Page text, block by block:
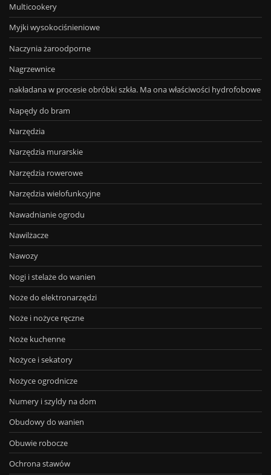
Multicookery
Myjki wysokociśnieniowe
Naczynia żaroodporne
Nagrzewnice
nakładana w procesie obróbki szkła. Ma ona właściwości hydrofobowe
Napędy do bram
Narzędzia
Narzędzia murarskie
Narzędzia rowerowe
Narzędzia wielofunkcyjne
Nawadnianie ogrodu
Nawilżacze
Nawozy
Nogi i stelaże do wanien
Noże do elektronarzędzi
Noże i nożyce ręczne
Noże kuchenne
Nożyce i sekatory
Nożyce ogrodnicze
Numery i szyldy na dom
Obudowy do wanien
Obuwie robocze
Ochrona stawów